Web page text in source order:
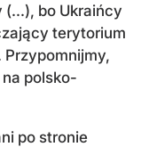
(...), bo Ukraińcy
terytorium
Przypomnijmy,
na polsko-
po stronie